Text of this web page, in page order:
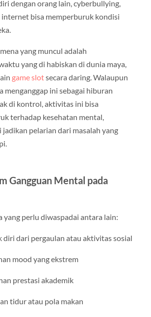
dengan orang lain, cyberbullying,
internet bisa memperburuk kondisi
yang muncul adalah
yang di habiskan di dunia maya,
game slotsecara daring. Walaupun
menganggap ini sebagai hiburan
di kontrol, aktivitas ini bisa
terhadap kesehatan mental,
pelarian dari masalah yang
Gangguan Mental pada
yang perlu diwaspadai antara lain:
diri dari pergaulan atau aktivitas sosial
mood yang ekstrem
prestasi akademik
tidur atau pola makan